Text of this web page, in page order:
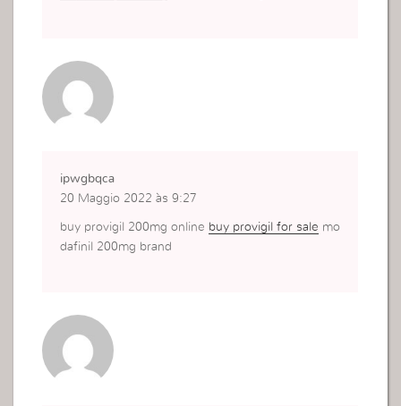
ipwgbqca
20 Maggio 2022 às 9:27
buy provigil 200mg online buy provigil for sale mo
dafinil 200mg brand